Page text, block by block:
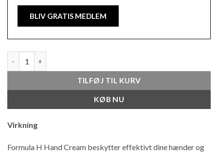
BLIV GRATIS MEDLEM
TILFØJ TIL KURV
KØB NU
Virkning
Formula H Hand Cream beskytter effektivt dine hænder og